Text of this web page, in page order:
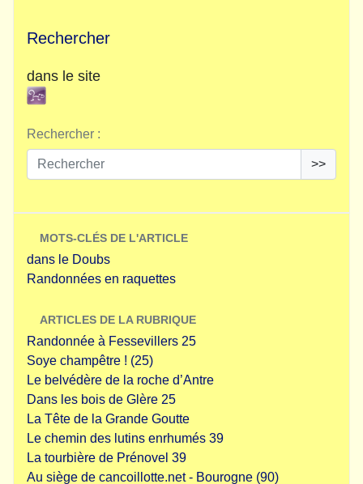
Rechercher
dans le site
Rechercher :
>>
MOTS-CLÉS DE L'ARTICLE
dans le Doubs
Randonnées en raquettes
ARTICLES DE LA RUBRIQUE
Randonnée à Fessevillers 25
Soye champêtre ! (25)
Le belvédère de la roche d’Antre
Dans les bois de Glère 25
La Tête de la Grande Goutte
Le chemin des lutins enrhumés 39
La tourbière de Prénovel 39
Au siège de cancoillotte.net - Bourogne (90)